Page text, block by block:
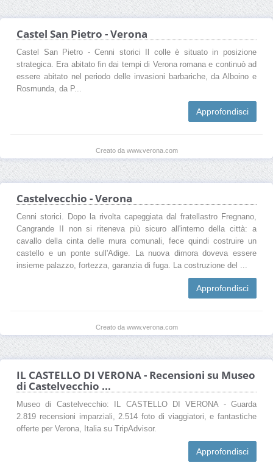
Castel San Pietro - Verona
Castel San Pietro - Cenni storici Il colle è situato in posizione
strategica. Era abitato fin dai tempi di Verona romana e continuò ad
essere abitato nel periodo delle invasioni barbariche, da Alboino e
Rosmunda, da P...
Approfondisci
Creato da www.verona.com
Castelvecchio - Verona
Cenni storici. Dopo la rivolta capeggiata dal fratellastro Fregnano,
Cangrande II non si riteneva più sicuro all'interno della città: a
cavallo della cinta delle mura comunali, fece quindi costruire un
castello e un ponte sull'Adige. La nuova dimora doveva essere
insieme palazzo, fortezza, garanzia di fuga. La costruzione del ...
Approfondisci
Creato da www.verona.com
IL CASTELLO DI VERONA - Recensioni su Museo
di Castelvecchio ...
Museo di Castelvecchio: IL CASTELLO DI VERONA - Guarda
2.819 recensioni imparziali, 2.514 foto di viaggiatori, e fantastiche
offerte per Verona, Italia su TripAdvisor.
Approfondisci